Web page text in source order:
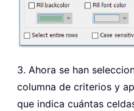
3. Ahora se han
columna de criterios y
que indica cuántas